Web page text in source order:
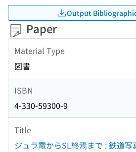
Output
Paper
Material Type
図書
ISBN
4-330-59300-9
Title
ジュラ電からSL終焉まで : 鉄道写